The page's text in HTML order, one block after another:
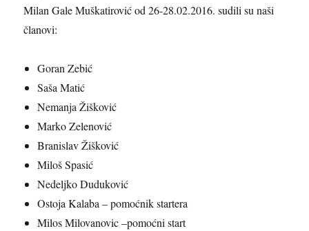
Milan Gale Muškatirović od 26-28.02.2016. sudili su naši
članovi:
Goran Zebić
Saša Matić
Nemanja Žišković
Marko Zelenović
Branislav Žišković
Miloš Spasić
Nedeljko Duduković
Ostoja Kalaba – pomoćnik startera
Milos Milovanovic –pomoćni start